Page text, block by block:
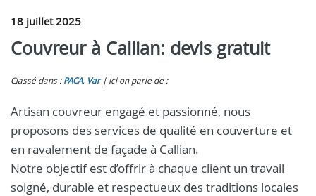
18 juillet 2025
Couvreur à Callian: devis gratuit
Classé dans : PACA, Var Ici on parle de :
Artisan couvreur engagé et passionné, nous
proposons des services de qualité en couverture et
en ravalement de façade à Callian.
Notre objectif est d’offrir à chaque client un travail
soigné, durable et respectueux des traditions locales